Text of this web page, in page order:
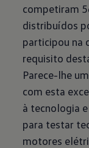
competiram
distribuídos
participou na
requisito
Parece-lhe
com esta
à tecnologia
para testar
motores